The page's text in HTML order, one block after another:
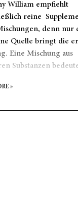
William empfiehlt
reine
denn nur
Quelle bringt die
Eine Mischung aus
Substanzen
eine Minderung
»